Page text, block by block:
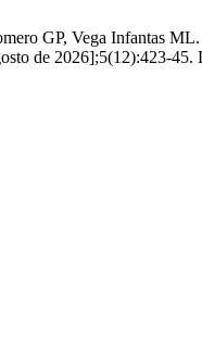
GP, Vega Infantas
de 2026];5(12):423-